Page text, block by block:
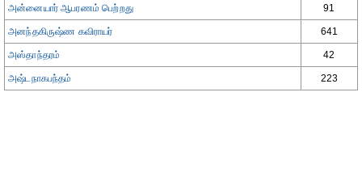
அன்னையார் ஆபரணம் பெற்றது 91
அனந்தகிருஷ்ண கவிராயர் 641
அஸ்தாந்தரம் 42
அஷ்டநாகபந்தம் 223